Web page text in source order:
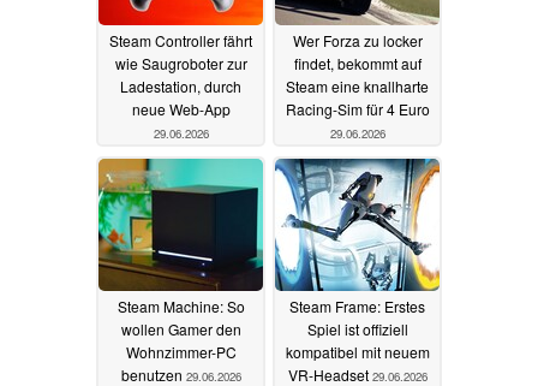
Steam Controller fährt
wie Saugroboter zur
Ladestation, durch
neue Web-App
29.06.2026
Wer Forza zu locker
findet, bekommt auf
Steam eine knallharte
Racing-Sim für 4 Euro
29.06.2026
Steam Machine: So
wollen Gamer den
Wohnzimmer-PC
benutzen 29.06.2026
Steam Frame: Erstes
Spiel ist offiziell
kompatibel mit neuem
VR-Headset 29.06.2026